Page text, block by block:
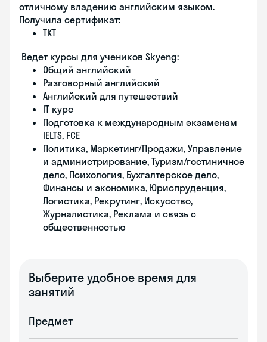
отличному владению английским языком.
Получила сертификат:
TKT
Ведет курсы для учеников Skyeng:
Общий английский
Разговорный английский
Английский для путешествий
IT курс
Подготовка к международным экзаменам
IELTS, FCE
Политика, Маркетинг/Продажи, Управление
и администрирование, Туризм/гостиничное
дело, Психология, Бухгалтерское дело,
Финансы и экономика, Юриспруденция,
Логистика, Рекрутинг, Искусство,
Журналистика, Реклама и связь с
общественностью
Выберите удобное время для
занятий
Предмет